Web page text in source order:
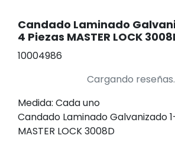
Candado Laminado
4 Piezas MASTER LOCK
10004986
Cargando
Medida: Cada uno
Candado Laminado Galvanizado
MASTER LOCK 3008D